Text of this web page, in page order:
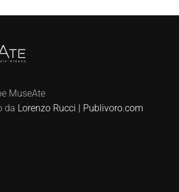
MuseAte
da Lorenzo Rucci | Publivoro.com